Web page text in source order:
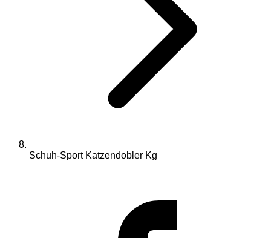
Schuh-Sport Katzendobler Kg